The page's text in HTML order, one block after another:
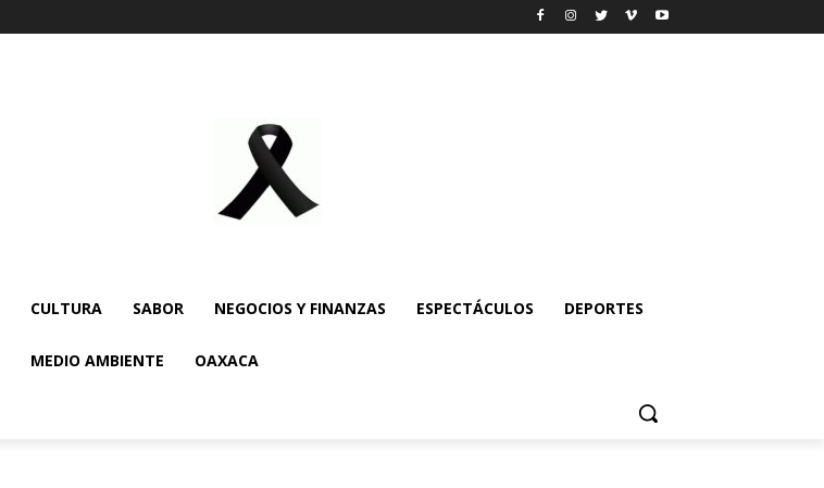
CULTURA SABOR NEGOCIOS Y FINANZAS ESPECTÁCULOS DEPORTES
MEDIO AMBIENTE OAXACA